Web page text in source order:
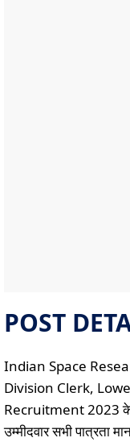
POST
Indian Space
Division Clerk,
Recruitment 2023
उम्मीदवार सभी पात्रता